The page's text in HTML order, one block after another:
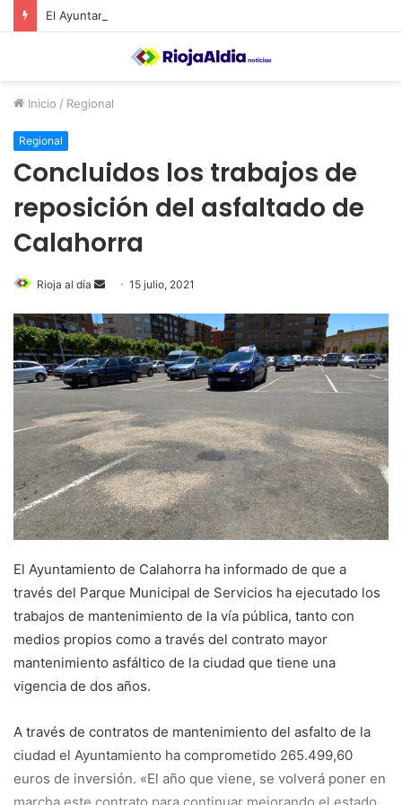
Inicio / Regional
Regional
Concluidos los trabajos de
reposición del asfaltado de
Calahorra
Rioja al día
n
d
a
e
m
a
i
l
15 julio, 2021
El Ayuntamiento de Calahorra ha informado de que a
través del Parque Municipal de Servicios ha ejecutado los
trabajos de mantenimiento de la vía pública, tanto con
medios propios como a través del contrato mayor
mantenimiento asfáltico de la ciudad que tiene una
vigencia de dos años.
A través de contratos de mantenimiento del asfalto de la
ciudad el Ayuntamiento ha comprometido 265.499,60
euros de inversión. «El año que viene, se volverá poner en